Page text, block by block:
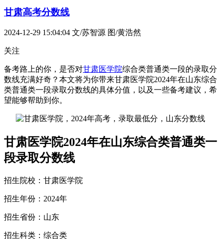
甘肃高考分数线
2024-12-29 15:04:04 文/苏智源 图/黄浩然
关注
备考路上的你，是否对甘肃医学院综合类普通类一段的录取分
数线充满好奇？本文将为你带来甘肃医学院2024年在山东综合
类普通类一段录取分数线的具体分值，以及一些备考建议，希
望能够帮助到你。
甘肃医学院2024年在山东综合类普通类一
段录取分数线
招生院校：甘肃医学院
招生年份：2024年
招生省份：山东
招生科类：综合类